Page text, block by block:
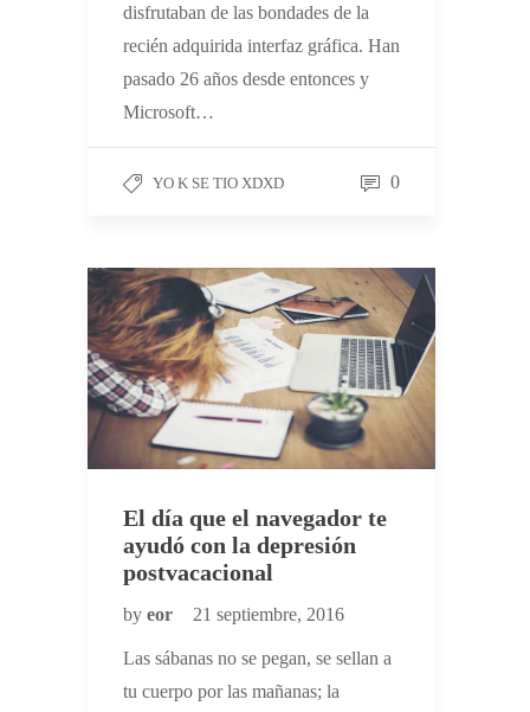
disfrutaban de las bondades de la
recién adquirida interfaz gráfica. Han
pasado 26 años desde entonces y
Microsoft…
YO K SE TIO XDXD 0
El día que el navegador te
ayudó con la depresión
postvacacional
by eor 21 septiembre, 2016
Las sábanas no se pegan, se sellan a
tu cuerpo por las mañanas; la